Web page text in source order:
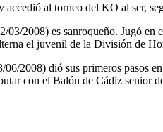
accedió al torneo del KO al ser,
03/2008) es sanroqueño. Jugó
el juvenil de la División de
2008) dió sus primeros pasos
con el Balón de Cádiz senior